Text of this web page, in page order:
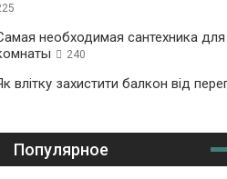
необходимая сантехника
240
влітку захистити балкон від
Популярное